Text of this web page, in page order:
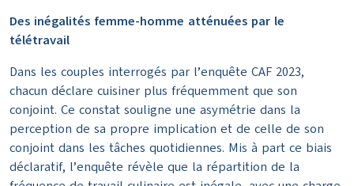
Des inégalités femme-homme atténuées par le
télétravail
Dans les couples interrogés par l’enquête CAF 2023,
chacun déclare cuisiner plus fréquemment que son
conjoint. Ce constat souligne une asymétrie dans la
perception de sa propre implication et de celle de son
conjoint dans les tâches quotidiennes. Mis à part ce biais
déclaratif, l’enquête révèle que la répartition de la